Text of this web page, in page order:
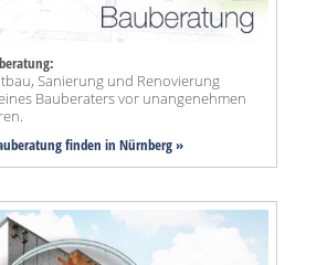
Sanierung und Renovierung
Bauberaters vor unangenehmen
finden in Nürnberg »